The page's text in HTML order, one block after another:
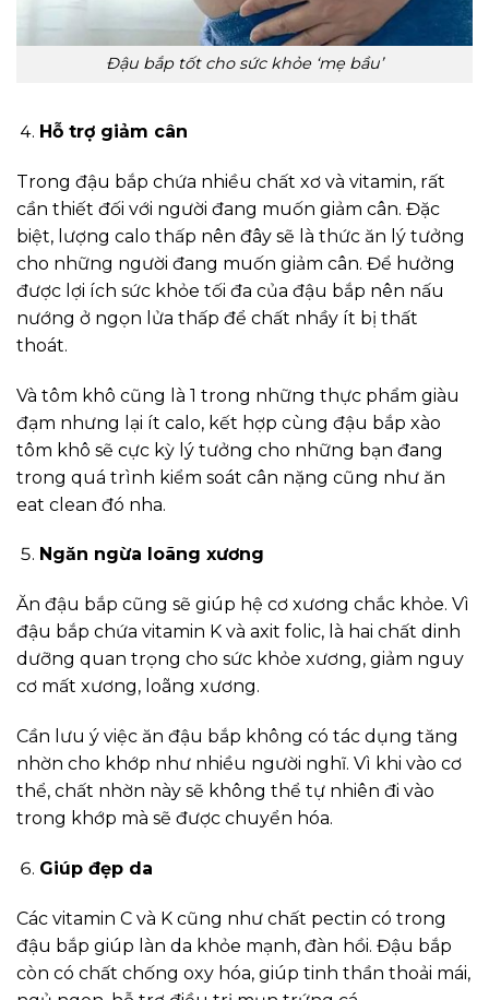
Đậu bắp tốt cho sức khỏe ‘mẹ bầu’
Hỗ trợ giảm cân
Trong đậu bắp chứa nhiều chất xơ và vitamin, rất
cần thiết đối với người đang muốn giảm cân. Đặc
biệt, lượng calo thấp nên đây sẽ là thức ăn lý tưởng
cho những người đang muốn giảm cân. Để hưởng
được lợi ích sức khỏe tối đa của đậu bắp nên nấu
nướng ở ngọn lửa thấp để chất nhầy ít bị thất
thoát.
Và tôm khô cũng là 1 trong những thực phẩm giàu
đạm nhưng lại ít calo, kết hợp cùng đậu bắp xào
tôm khô sẽ cực kỳ lý tưởng cho những bạn đang
trong quá trình kiểm soát cân nặng cũng như ăn
eat clean đó nha.
Ngăn ngừa loãng xương
Ăn đậu bắp cũng sẽ giúp hệ cơ xương chắc khỏe. Vì
đậu bắp chứa vitamin K và axit folic, là hai chất dinh
dưỡng quan trọng cho sức khỏe xương, giảm nguy
cơ mất xương, loãng xương.
Cần lưu ý việc ăn đậu bắp không có tác dụng tăng
nhờn cho khớp như nhiều người nghĩ. Vì khi vào cơ
thể, chất nhờn này sẽ không thể tự nhiên đi vào
trong khớp mà sẽ được chuyển hóa.
Giúp đẹp da
Các vitamin C và K cũng như chất pectin có trong
đậu bắp giúp làn da khỏe mạnh, đàn hồi. Đậu bắp
còn có chất chống oxy hóa, giúp tinh thần thoải mái,